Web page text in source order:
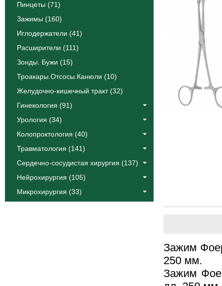
Пинцеты (71)
Зажимы (160)
Иглодержатели (41)
Расширители (111)
Зонды. Бужи (15)
Троакары.Отсосы.Канюли (10)
Желудочно-кишечный тракт (32)
Гинекология (91)
Урология (34)
Колопроктология (40)
Травматология (141)
Сердечно-сосудистая хирургия (137)
Нейрохирургия (105)
Микрохирургия (33)
Зажим
250 мм.
Зажим